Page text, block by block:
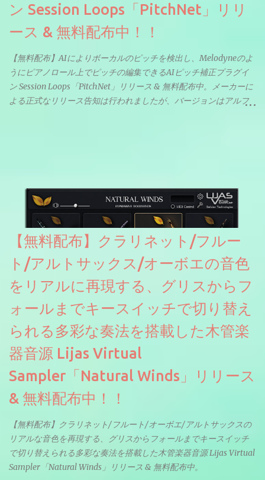
ン Session Loops「PitchNet」リリ
ース & 無料配布中！！
【無料配布】AIによりボーカルのピッチを検出し、Melodyneのよ
うにピアノロール上でピッチの編集できるAIピッチ補正プラグイ
ン Session Loops「PitchNet」リリース & 無料配布中。メーカーに
よる正式なリリース告知は行われましたが、バージョンはアルフ
ソースを元に設計・改良した製品のようです。
【無料配布】クラリネット/フルー
ト/アルトサックス/オーボエの音色
をリアルに再現する、グリスからフ
ォールまでキースイッチで切り替え
られる多彩な奏法を搭載した木管楽
器音源 Lijas Virtual
Sampler「Natural Winds」リリース
& 無料配布中！！
【無料配布】クラリネット/フルート/オーボエ/アルトサックスの
リアルな音色を再現する、グリスからフォールまでキースイッチ
で切り替えられる多彩な奏法を搭載した木管楽器音源 Lijas Virtual
Sampler「Natural Winds」リリース & 無料配布中。